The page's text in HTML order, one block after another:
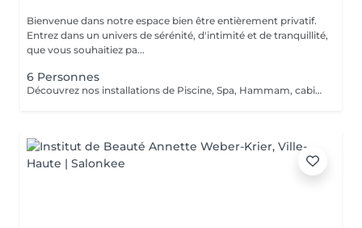
Bienvenue dans notre espace bien être entièrement privatif.
Entrez dans un univers de sérénité, d'intimité et de tranquillité,
que vous souhaitiez pa...
6 Personnes
Découvrez nos installations de Piscine, Spa, Hammam, cabine infrarouge, de la toute dernière génération que nous avons sélectionnés qualitativement tant ce projet nous tient à coeur.